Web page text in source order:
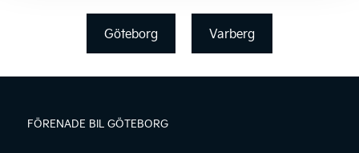
Göteborg Varberg
FÖRENADE BIL GÖTEBORG